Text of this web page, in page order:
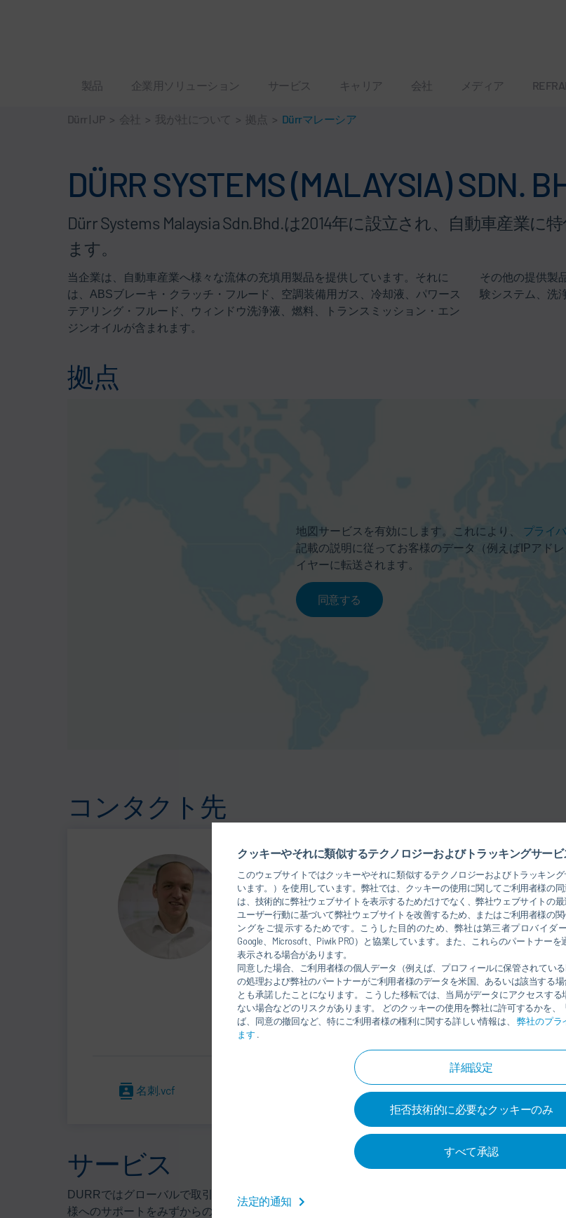
クッキーやそれに類似するテクノロジーおよびトラッキングサー
このウェブサイトではクッキーやそれに類似するテクノロジーおよびトラッキン
います。）を使用しています。弊社では、クッキーの使用に関してご利用者様の
は、技術的に弊社ウェブサイトを表示するためだけでなく、弊社ウェブサイトの
ユーザー行動に基づいて弊社ウェブサイトを改善するため、またはご利用者様の
ングをご提示するためです。こうした目的のため、弊社は第三者プロバイダー
Google、Microsoft、Piwik PRO）と協業しています。また、これらのパートナー
表示される場合があります。
同意した場合、ご利用者様の個人データ（例えば、プロフィールに保管されてい
の処理および弊社のパートナーがご利用者様のデータを米国、あるいは該当する
とも承諾したことになります。 こうした移転では、当局がデータにアクセスす
ない場合などのリスクがあります。 どのクッキーの使用を弊社に許可するかを、
ば、同意の撤回など、特にご利用者様の権利に関する詳しい情報は、弊社のプラ
ます .
詳細設定
拒否技術的に必要なクッキーのみ
すべて承認
法定的通知
製品 企業用ソリューション サービス キャリア 会社 メディア
Dürr | JP > 会社 > 我が社について > 拠点 > Dürrマレーシア
DÜRR SYSTEMS (MALAYSIA) SDN.
Dürr Systems Malaysia Sdn.Bhd.は2014年に設立され、自動車産業
ます。
当企業は、自動車産業へ様々な流体の充填用製品を提供しています。それに
は、ABSブレーキ・クラッチ・フルード、空調装備用ガス、冷却液、パワース
テアリング・フルード、ウィンドウ洗浄液、燃料、トランスミッション・エン
ジンオイルが含まれます。
その他の提供製
験システム、洗
拠点
地図サービスを有効にします。これにより、 プライ
記載の説明に従ってお客様のデータ（例えばIPアド
イヤーに転送されます。
同意する
コンタクト先
Andrej Capek
CEO OF DÜRR SEA
名刺.vcf
サービス
DURRではグローバルで取引させて頂いていますお客様にのご満足いただけることがを第一です
様へのサポートをみずからの責任持って取り組んでいます。と見なしています。Dürr では生産技